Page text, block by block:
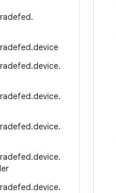
.
.device
.device.
.device.
.device.
.device.
.device.